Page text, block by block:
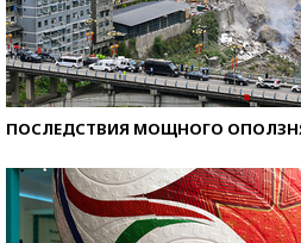
ПОСЛЕДСТВИЯ МОЩНОГО